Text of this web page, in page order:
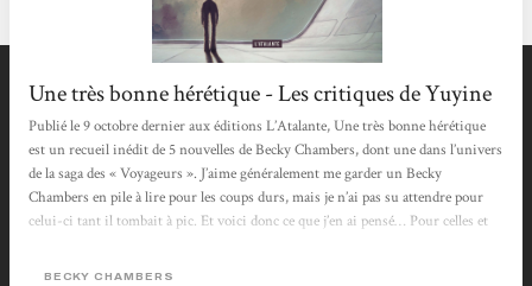
Une très bonne hérétique - Les critiques de Yuyine
Publié le 9 octobre dernier aux éditions L’Atalante, Une très bonne hérétique
est un recueil inédit de 5 nouvelles de Becky Chambers, dont une dans l’univers
de la saga des « Voyageurs ». J’aime généralement me garder un Becky
Chambers en pile à lire pour les coups durs, mais je n’ai pas su attendre pour
celui-ci tant il tombait à pic. Et voici donc ce que j’en ai pensé… Pour celles et
vous devez absolument commencer à le faire : ses écrits font vraiment beaucoup
BECKY CHAMBERS